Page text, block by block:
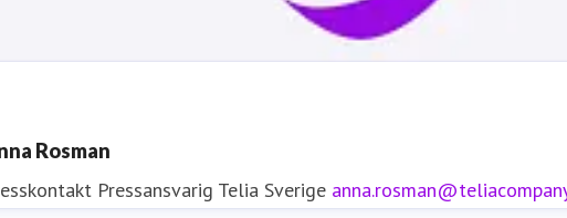
Rosman
Pressansvarig Telia Sverige